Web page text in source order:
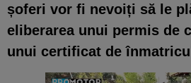
șoferi vor fi nevoiți să le
eliberarea unui permis de
unui certificat de